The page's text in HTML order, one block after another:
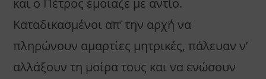
Καταδικασμένοι απ’ την αρχή να
πληρώνουν αμαρτίες μητρικές, πάλευαν ν’
αλλάξουν τη μοίρα τους και να ενώσουν